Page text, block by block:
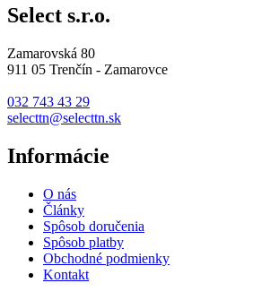
Select s.r.o.
Zamarovská 80
911 05 Trenčín - Zamarovce
032 743 43 29
selecttn@selecttn.sk
Informácie
O nás
Články
Spôsob doručenia
Spôsob platby
Obchodné podmienky
Kontakt